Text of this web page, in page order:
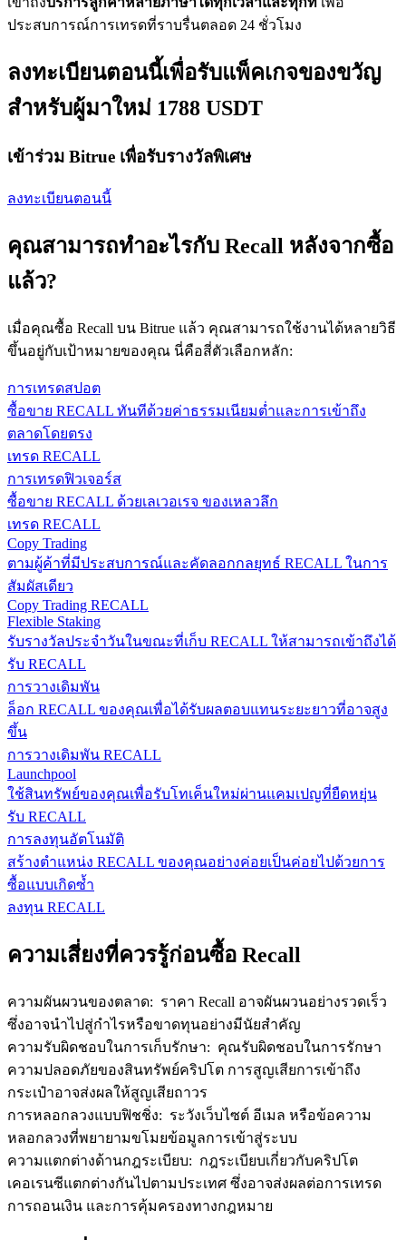
ประสบการณ์การเทรดที่ราบรื่นตลอด 24 ชั่วโมง
ลงทะเบียนตอนนี้เพื่อรับแพ็คเกจของขวัญ
สำหรับผู้มาใหม่ 1788 USDT
เข้าร่วม Bitrue เพื่อรับรางวัลพิเศษ
ลงทะเบียนตอนนี้
คุณสามารถทำอะไรกับ Recall หลังจากซื้อ
แล้ว?
เมื่อคุณซื้อ Recall บน Bitrue แล้ว คุณสามารถใช้งานได้หลายวิธี
ขึ้นอยู่กับเป้าหมายของคุณ นี่คือสี่ตัวเลือกหลัก:
การเทรดสปอต
ซื้อขาย RECALL ทันทีด้วยค่าธรรมเนียมต่ำและการเข้าถึง
ตลาดโดยตรง
เทรด RECALL
การเทรดฟิวเจอร์ส
ซื้อขาย RECALL ด้วยเลเวอเรจ ของเหลวลึก
เทรด RECALL
Copy Trading
ตามผู้ค้าที่มีประสบการณ์และคัดลอกกลยุทธ์ RECALL ในการ
สัมผัสเดียว
Copy Trading RECALL
Flexible Staking
รับรางวัลประจำวันในขณะที่เก็บ RECALL ให้สามารถเข้าถึงได้
รับ RECALL
การวางเดิมพัน
ล็อก RECALL ของคุณเพื่อได้รับผลตอบแทนระยะยาวที่อาจสูง
ขึ้น
การวางเดิมพัน RECALL
Launchpool
ใช้สินทรัพย์ของคุณเพื่อรับโทเค็นใหม่ผ่านแคมเปญที่ยืดหยุ่น
รับ RECALL
การลงทุนอัตโนมัติ
สร้างตำแหน่ง RECALL ของคุณอย่างค่อยเป็นค่อยไปด้วยการ
ซื้อแบบเกิดซ้ำ
ลงทุน RECALL
ความเสี่ยงที่ควรรู้ก่อนซื้อ Recall
ความผันผวนของตลาด: ราคา Recall อาจผันผวนอย่างรวดเร็ว
ซึ่งอาจนำไปสู่กำไรหรือขาดทุนอย่างมีนัยสำคัญ
ความรับผิดชอบในการเก็บรักษา: คุณรับผิดชอบในการรักษา
ความปลอดภัยของสินทรัพย์คริปโต การสูญเสียการเข้าถึง
กระเป๋าอาจส่งผลให้สูญเสียถาวร
การหลอกลวงแบบฟิชชิ่ง: ระวังเว็บไซต์ อีเมล หรือข้อความ
หลอกลวงที่พยายามขโมยข้อมูลการเข้าสู่ระบบ
ความแตกต่างด้านกฎระเบียบ: กฎระเบียบเกี่ยวกับคริปโต
เคอเรนซีแตกต่างกันไปตามประเทศ ซึ่งอาจส่งผลต่อการเทรด
การถอนเงิน และการคุ้มครองทางกฎหมาย